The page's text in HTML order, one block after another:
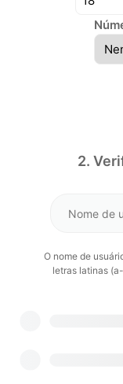
2.
O nome de
letras latinas